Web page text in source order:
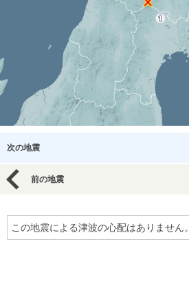
次の地震
前の地震
この地震による津波の心配はありません。